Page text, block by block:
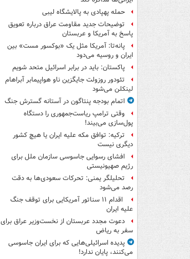
حمله پهپادی به پالایشگاه لیبی
توضیحات جدید مقاومت عراق درباره تعویق
پاسخ به آمریکا و عربستان
پانه‌تا: آمریکا مثل یک «بوکسور مست» بین
ایران و روسیه می‌دود
پاکستان: باید در برابر اسرائیل متحد شویم
تئودور روزولت جایگزین ناو هواپیمابر آبراهام
لینکلن می‌شود
اتمام بودجه پنتاگون در آستانه گسترش جنگ
وقتی ترامپ ریاست‌جمهوری را دستگاه
پول‌سازی می‌بیند!
ترکیه: توافق مکه علیه ایران یا هیچ کشور
دیگری نیست
افشای رسوایی جاسوسی سازمان ملل برای
رژیم صهیونیستی
تحلیلگر یمنی: تحرکات سعودی‌ها به دقت
رصد می‌شود
اقدام ۱۱ سناتور آمریکایی برای توقف جنگ
علیه ایران
دعوت مجدد عربستان از نخست‌وزیر عراق برای
سفر به ریاض
پدیده اسرائیلی‌هایی که برای ایران جاسوسی
می‌کنند، پایان ندارد!